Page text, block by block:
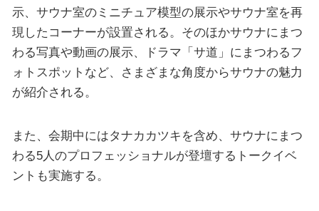
示、サウナ室のミニチュア模型の展示やサウナ室を再
現したコーナーが設置される。そのほかサウナにまつ
わる写真や動画の展示、ドラマ「サ道」にまつわるフ
ォトスポットなど、さまざまな角度からサウナの魅力
が紹介される。
また、会期中にはタナカカツキを含め、サウナにまつ
わる5人のプロフェッショナルが登壇するトークイベ
ントも実施する。